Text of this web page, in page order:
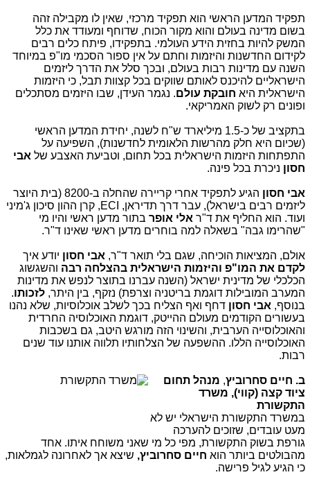
תפקיד המדען הראשי הוא תפקיד מרכזי, שאין לו מקבילה זהה
בשום מדינה בעולם והוא מקור הכוח, שדוחף ומעודד את כלל
המשק להיות בחזית הידע העולמי. בתפקידו, פיתח כלים רבים
לקידום החדשנות והיזמות וחתם על אין ספור הסכמי מו"פ במיוחד
השנה עם מדינות רבות בעולם, ובכך סלל את הדרך ליזמים
הישראליים להיכנס לאותם שווקים בכל קצוות תבל, כי היזמות
הישראלית היא חובקת עולם. נגמר העידן, שבו היזמים מסתכלים
ופונים רק לשוק האמריקאי.
בתקציב של כ-1.5 מיליארד ש"ח לשנה, יחידת המדען הראשי
(שכיום היא חלק מהרשות הלאומית לחדשנות), השפיעה על
התפתחות היזמות הישראלית בכל תחום, וטביעת האצבע של אבי
חסון ניכרת בכל פינה.
אבי חסון
הגיע לתפקיד אחרי קריירה שהחלה ב-8200 (בית היוצר
ליזמים רבים בישראל), עבר דרך תדיראן, ECI, קרן ההון סיכון ג'מיני
ועוד. הוא החליף את ד"ר אלי אופר בתור מדען ראשי והיו מי
"שהרימו גבה" בשאלה למה בוחרים מדען ראשי שאינו ד"ר.
אולם, המציאות הוכיחה, שגם בלי תואר ד"ר, אבי חסון יודע איך
לקדם את המו"פ והיזמות הישראלית בהצלחה רבה והשגשוג
הכלכלי של מדינית ישראל (השנה עברנו בתוצר לנפש את מדינות
המערב המובילות דוגמת בריטניה וצרפת) נזקף, בין היתר, לזכותו.
בנוסף, אבי חסון דחף ואף הצליח בכך לשלב אוכלוסיות, שלא נהנו
בעשורים הקודמים מעולם ההייטק, דוגמת האוכלוסיה החרדית
והאוכלוסייה הערבית, והשינוי הזה מורגש היטב, גם בשכבות
האוכלוסייה הללו. ההשפעה של הצלחותיו תלווה אותנו עוד שנים
רבות.
ב. חיים סחרוביץ, מנהל תחום
ציוד קצה (קווי), משרד
התקשורת
במשרד התקשורת הישראלי יש לא
מעט עובדים, שזוכים להערכה
גורפת בשוק התקשורת, מפי כל מי שאני משוחח איתו. אחד
מהבולטים ביותר הוא חיים סחרוביץ, שיצא אך לאחרונה לגמלאות,
כי הגיע לגיל פרישה.